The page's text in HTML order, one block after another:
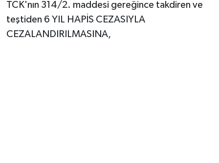
TCK'nın 314/2. maddesi gereğince takdiren ve
teştiden 6 YIL HAPİS CEZASIYLA
CEZALANDIRILMASINA,